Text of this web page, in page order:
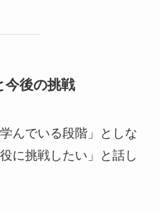
後の挑戦
んでいる段階」としな
に挑戦したい」と話し